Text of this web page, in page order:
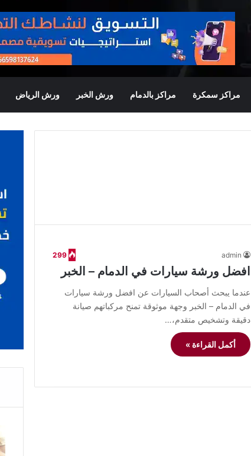
مراكز سمكرة مراكز بالدمام ورش الخبر ورش الرياض
admin
299
افضل ورشة سيارات في الدمام – الخبر
عندما يبحث أصحاب السيارات عن افضل ورشة سيارات
في الدمام – الخبر وجهة موثوقة تمنح مركباتهم صيانة
دقيقة وتشخيص متقدم،…
أكمل القراءة »